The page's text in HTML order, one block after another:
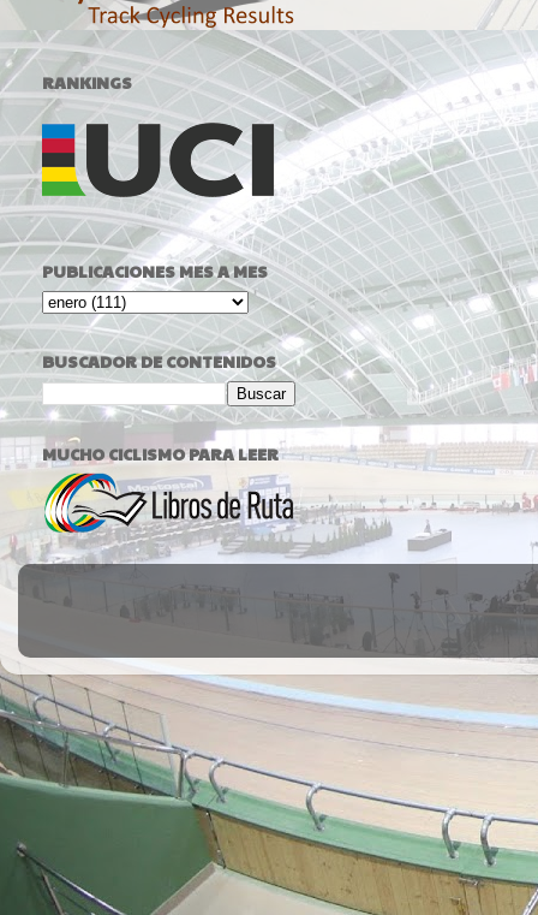
RANKINGS
PUBLICACIONES MES A MES
BUSCADOR DE CONTENIDOS
MUCHO CICLISMO PARA LEER